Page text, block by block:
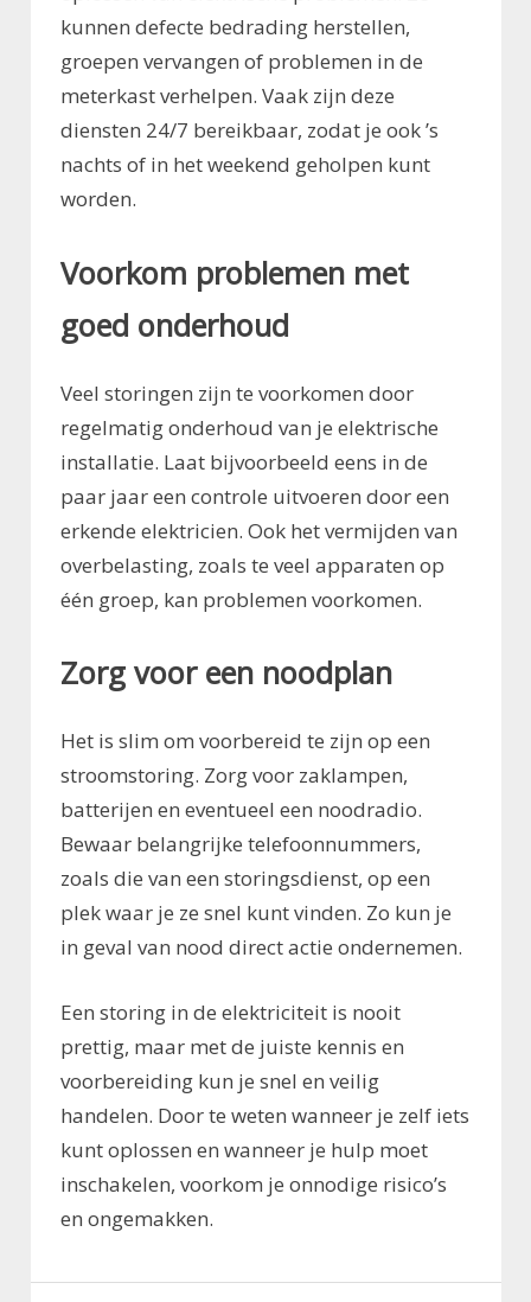
kunnen defecte bedrading herstellen,
groepen vervangen of problemen in de
meterkast verhelpen. Vaak zijn deze
diensten 24/7 bereikbaar, zodat je ook ’s
nachts of in het weekend geholpen kunt
worden.
Voorkom problemen met
goed onderhoud
Veel storingen zijn te voorkomen door
regelmatig onderhoud van je elektrische
installatie. Laat bijvoorbeeld eens in de
paar jaar een controle uitvoeren door een
erkende elektricien. Ook het vermijden van
overbelasting, zoals te veel apparaten op
één groep, kan problemen voorkomen.
Zorg voor een noodplan
Het is slim om voorbereid te zijn op een
stroomstoring. Zorg voor zaklampen,
batterijen en eventueel een noodradio.
Bewaar belangrijke telefoonnummers,
zoals die van een storingsdienst, op een
plek waar je ze snel kunt vinden. Zo kun je
in geval van nood direct actie ondernemen.
Een storing in de elektriciteit is nooit
prettig, maar met de juiste kennis en
voorbereiding kun je snel en veilig
handelen. Door te weten wanneer je zelf iets
kunt oplossen en wanneer je hulp moet
inschakelen, voorkom je onnodige risico’s
en ongemakken.